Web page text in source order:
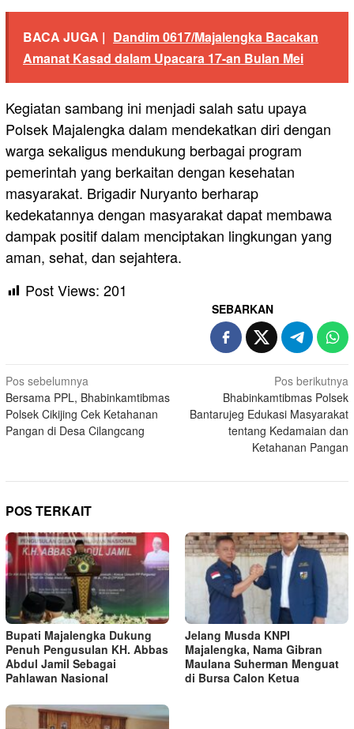
BACA JUGA | Dandim 0617/Majalengka Bacakan
Amanat Kasad dalam Upacara 17-an Bulan Mei
Kegiatan sambang ini menjadi salah satu upaya
Polsek Majalengka dalam mendekatkan diri dengan
warga sekaligus mendukung berbagai program
pemerintah yang berkaitan dengan kesehatan
masyarakat. Brigadir Nuryanto berharap
kedekatannya dengan masyarakat dapat membawa
dampak positif dalam menciptakan lingkungan yang
aman, sehat, dan sejahtera.
Post Views: 201
SEBARKAN
Navigasi
pos
Pos sebelumnya
Bersama PPL, Bhabinkamtibmas
Polsek Cikijing Cek Ketahanan
Pangan di Desa Cilangcang
Pos berikutnya
Bhabinkamtibmas Polsek
Bantarujeg Edukasi Masyarakat
tentang Kedamaian dan
Ketahanan Pangan
POS TERKAIT
Bupati Majalengka Dukung
Penuh Pengusulan KH. Abbas
Abdul Jamil Sebagai
Pahlawan Nasional
Jelang Musda KNPI
Majalengka, Nama Gibran
Maulana Suherman Menguat
di Bursa Calon Ketua